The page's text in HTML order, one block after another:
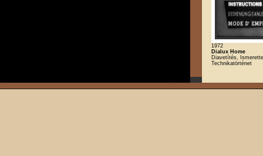
1972
Dialux Home
Diavetítés,
Technikatörténet